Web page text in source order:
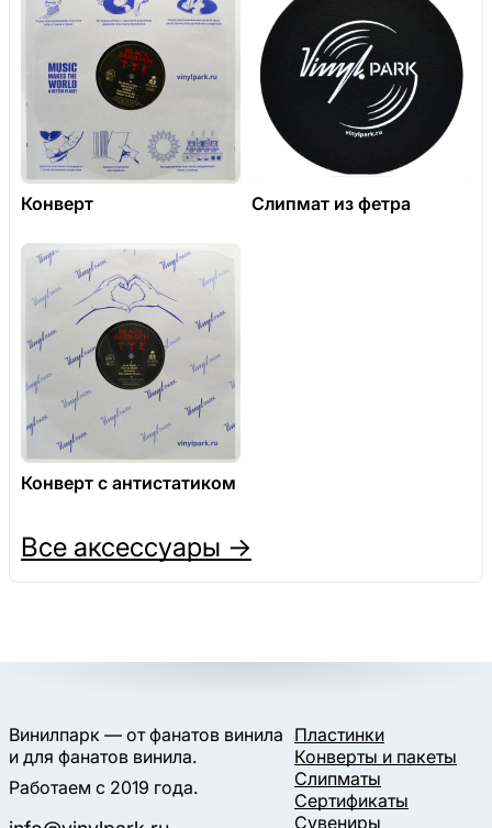
Конверт Слипмат из фетра
Конверт с антистатиком
Все аксессуары →
Винилпарк — от фанатов винила
и для фанатов винила.
Работаем с 2019 года.
Пластинки
Конверты и пакеты
Слипматы
Сертификаты
Сувениры